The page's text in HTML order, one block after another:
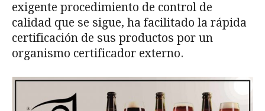
exigente procedimiento de control de
calidad que se sigue, ha facilitado la rápida
certificación de sus productos por un
organismo certificador externo.